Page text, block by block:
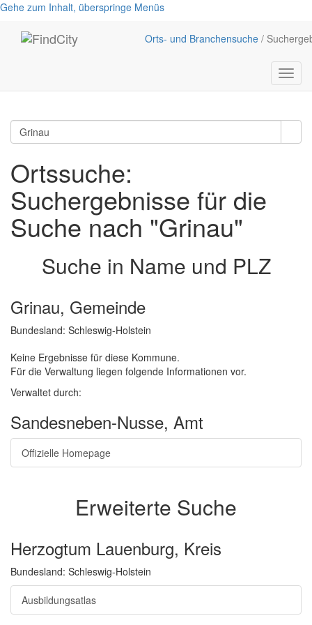
Gehe zum Inhalt, überspringe Menüs
Orts- und Branchensuche /
Menü
Ortssuche:
Suchergebnisse für die
Suche nach "Grinau"
Suche in Name und PLZ
Grinau, Gemeinde
Bundesland: Schleswig-Holstein
Keine Ergebnisse für diese Kommune.
Für die Verwaltung liegen folgende Informationen vor.
Verwaltet durch:
Sandesneben-Nusse, Amt
Offizielle Homepage
Erweiterte Suche
Herzogtum Lauenburg, Kreis
Bundesland: Schleswig-Holstein
Ausbildungsatlas